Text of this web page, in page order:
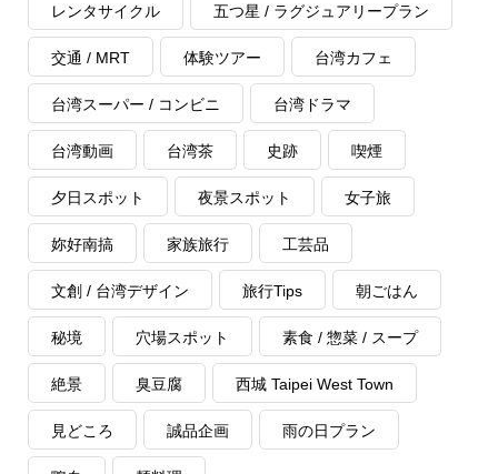
レンタサイクル 五つ星 / ラグジュアリープラン
交通 / MRT 体験ツアー 台湾カフェ
台湾スーパー / コンビニ 台湾ドラマ
台湾動画 台湾茶 史跡 喫煙
夕日スポット 夜景スポット 女子旅
妳好南搞 家族旅行 工芸品
文創 / 台湾デザイン 旅行Tips 朝ごはん
秘境 穴場スポット 素食 / 惣菜 / スープ
絶景 臭豆腐 西城 Taipei West Town
見どころ 誠品企画 雨の日プラン